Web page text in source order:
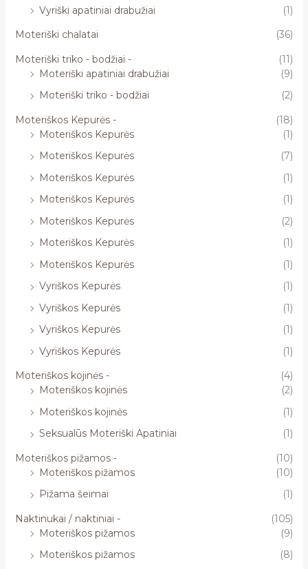
Vyriški apatiniai drabužiai
(1)
Moteriški chalatai
(36)
Moteriški triko - bodžiai -
(11)
Moteriški apatiniai drabužiai
(9)
Moteriški triko - bodžiai
(2)
Moteriškos Kepurės -
(18)
Moteriškos Kepurės
(1)
Moteriškos Kepurės
(7)
Moteriškos Kepurės
(1)
Moteriškos Kepurės
(1)
Moteriškos Kepurės
(2)
Moteriškos Kepurės
(1)
Moteriškos Kepurės
(1)
Vyriškos Kepurės
(1)
Vyriškos Kepurės
(1)
Vyriškos Kepurės
(1)
Vyriškos Kepurės
(1)
Moteriškos kojinės -
(4)
Moteriškos kojinės
(2)
Moteriškos kojinės
(1)
Seksualūs Moteriški Apatiniai
(1)
Moteriškos pižamos -
(10)
Moteriškos pižamos
(10)
Pižama šeimai
(1)
Naktinukai / naktiniai -
(105)
Moteriškos pižamos
(9)
Moteriškos pižamos
(8)